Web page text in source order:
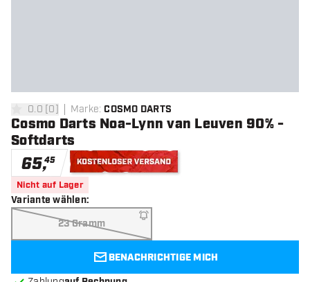
0 Bewertungssterne
0.0 [0] Marke: COSMO DARTS
Cosmo Darts Noa-Lynn van Leuven 90% -
Softdarts
65,45
Kostenloser Versand
Nicht auf Lager
Variante wählen:
23 Gramm
BENACHRICHTIGE MICH